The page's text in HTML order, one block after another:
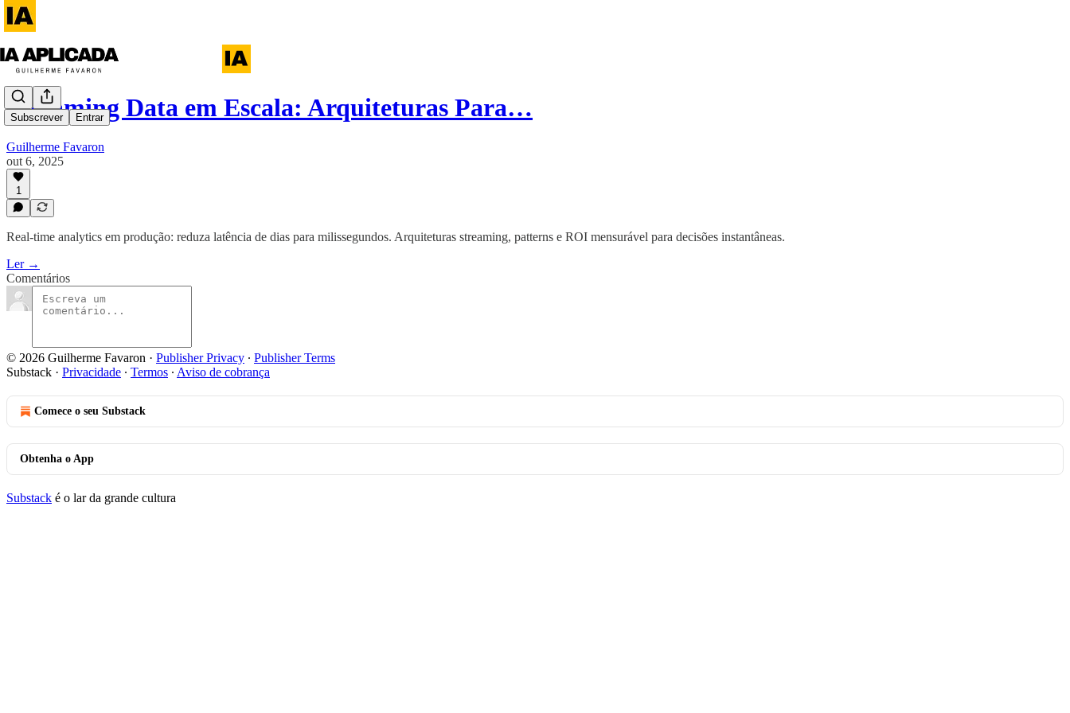
Subscrever Entrar
Streaming Data em Escala: Arquiteturas Para…
Guilherme Favaron
out 6, 2025
1
Real-time analytics em produção: reduza latência de dias para milissegundos. Arquiteturas streaming, patterns e ROI mensurável para decisões instantâneas.
Ler →
Comentários
© 2026 Guilherme Favaron · Publisher Privacy ∙ Publisher Terms
Substack · Privacidade ∙ Termos ∙ Aviso de cobrança
Comece o seu Substack
Obtenha o App
Substack é o lar da grande cultura